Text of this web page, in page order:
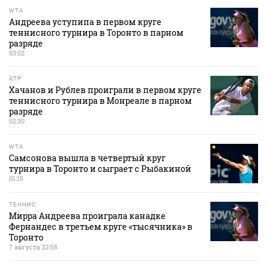
WTA
Андреева уступипа в первом круге
теннисного турнира в Торонто в парном
разряде
03:02
ATP
Хачанов и Рублев проиграли в первом круге
теннисного турнира в Монреале в парном
разряде
02:30
WTA
Самсонова вышла в четвертый круг
турнира в Торонто и сыграет с Рыбакиной
01:15
ТЕННИС
Мирра Андреева проиграла канадке
Фернандес в третьем круге «тысячника» в
Торонто
7 августа 22:58